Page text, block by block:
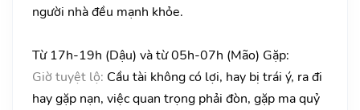
người nhà đều mạnh khỏe.
Từ 17h-19h (Dậu) và từ 05h-07h (Mão) Gặp:
Giờ tuyệt lộ: Cầu tài không có lợi, hay bị trái ý, ra đi
hay gặp nạn, việc quan trọng phải đòn, gặp ma quỷ